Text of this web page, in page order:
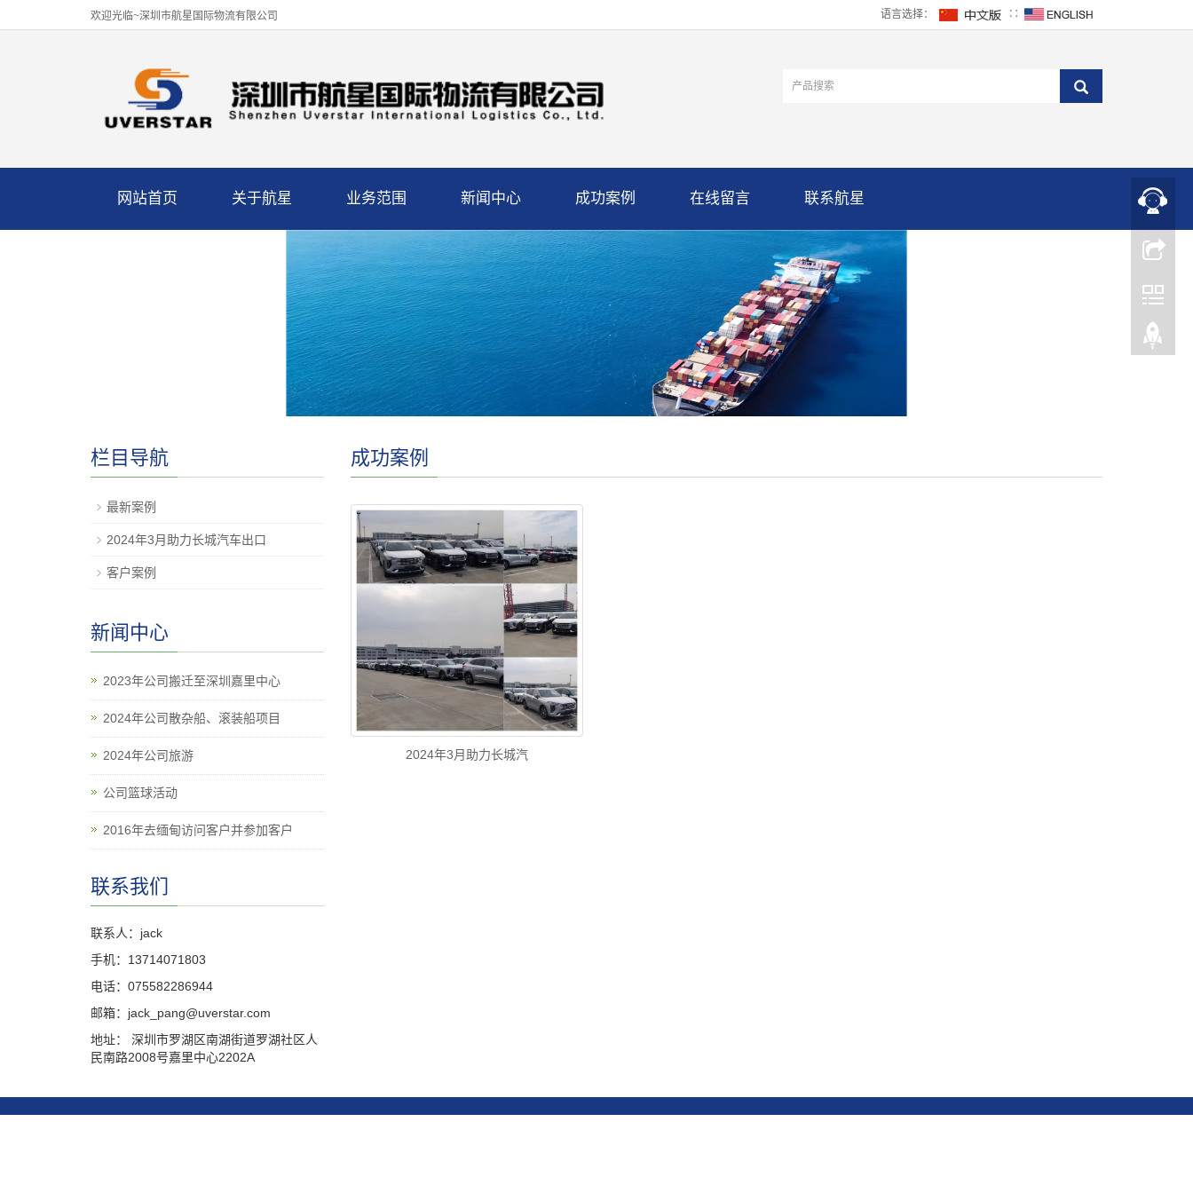
欢迎光临~深圳市航星国际物流有限公司 语言选择： ∷
网站首页 关于航星 业务范围 新闻中心 成功案例 在线留言 联系航星
成功案例
2024年3月助力长城汽
栏目导航
最新案例
2024年3月助力长城汽车出口
客户案例
新闻中心
2023年公司搬迁至深圳嘉里中心
2024年公司散杂船、滚装船项目
2024年公司旅游
公司篮球活动
2016年去缅甸访问客户并参加客户
联系我们
联系人：jack
手机：13714071803
电话：075582286944
邮箱：jack_pang@uverstar.com
地址： 深圳市罗湖区南湖街道罗湖社区人
民南路2008号嘉里中心2202A